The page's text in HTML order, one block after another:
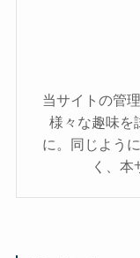
当サイトの管
様々な趣味を
に。同じよう
く、本